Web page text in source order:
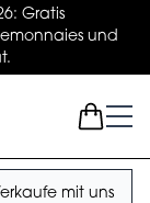
Gratis
und
mit uns